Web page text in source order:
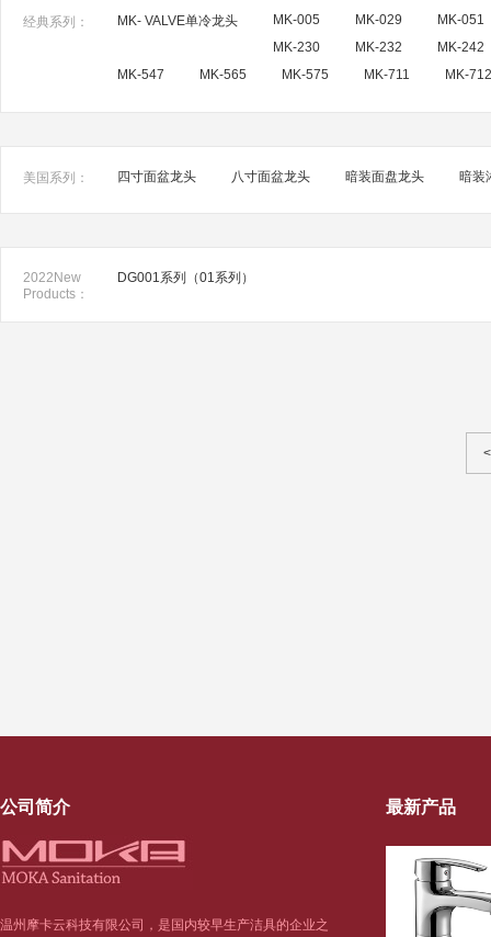
经典系列： MK- VALVE单冷龙头 MK-005 MK-029
MK-051
MK-230
MK-232
MK-242
MK-547
MK-565 MK-575 MK-711 MK-712
美国系列： 四寸面盆龙头 八寸面盆龙头 暗装面盘龙头 暗装
2022New
Products：
DG001系列（01系列）
公司简介
温州摩卡云科技有限公司，是国内较早生产洁具的企业之
最新产品